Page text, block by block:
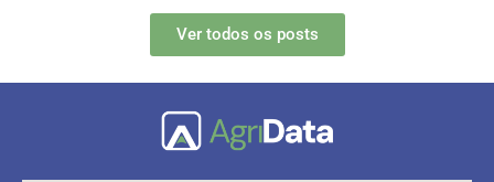
Ver todos os posts